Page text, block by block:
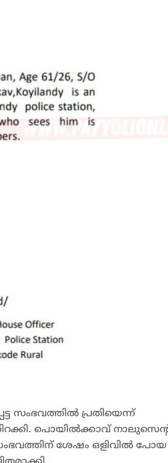
സംഭവത്തില്‍ പ്രതിയെന്ന്
പൊയില്‍ക്കാവ്
ശേഷം ഒളിവില്‍ പോയ